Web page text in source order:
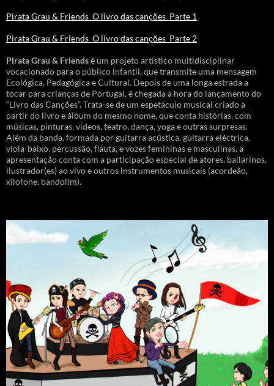
Pirata Grau & Friends_O livro das canções_Parte 1
Pirata Grau & Friends_O livro das canções_Parte 2
Pirata Grau & Friendsé um projeto artístico multidisciplinar
vocacionado para o público infantil, que transmite uma mensagem
Ecológica, Pedagógica e Cultural. Depois de uma longa estrada a
tocar para crianças de Portugal, é chegada a hora do lançamento do
“Livro das Canções”. Trata-se de um espetáculo musical criado a
partir do livro e álbum do mesmo nome, que conta histórias, com
músicas, pinturas, vídeos, teatro, dança, yoga e outras surpresas.
Além da banda, formada por guitarra acústica, guitarra eléctrica,
viola-baixo, percussão, flauta, e vozes femininas e masculinas, a
apresentação conta com a participação especial de atores, bailarinos,
ilustrador(es) ao vivo e outros instrumentos musicais (acordeão,
xilofone, bandolim).